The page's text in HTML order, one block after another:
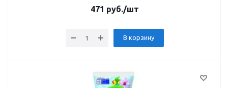
471 руб./шт
В корзину